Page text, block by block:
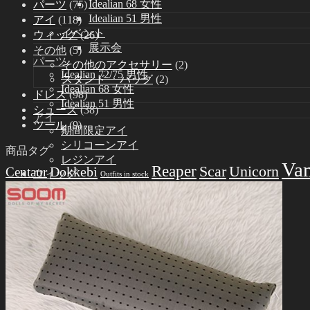
Idealian 68 女性
Idealian 51 男性
イベント
展示会
パーツ
Idealian 72/75 男性
Idealian 68 女性
Idealian 51 男性
アイ
期間限定アイ
シリコーンアイ
レジンアイ
ウィッグ
9-10インチ (ID72/75M)
8-9インチ (ID68F)
6-7インチ (ID51M)
ドレス
Idealian 75 男性
Idealian 72 男性
Idealian 68 女性
Idealian 51 男性
シューズ
パーツ (75)
アイ (118)
ウィッグ (26)
その他 (5)
その他のアクセサリー (2)
スタンド ㆍバッグ (2)
ドレス (98)
シューズ (38)
ツール (9)
商品タグ
CentaurDokkebi Outfits in stock Reaper ScarUnicorn